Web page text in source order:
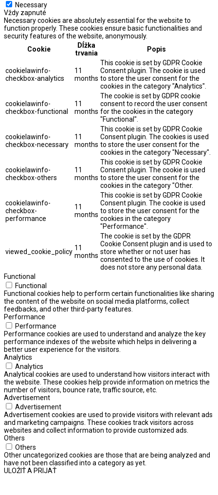
Necessary
Vždy zapnuté
Necessary cookies are absolutely essential for the website to
function properly. These cookies ensure basic functionalities and
security features of the website, anonymously.
Cookie
Dĺžka
trvania
Popis
cookielawinfo-
checkbox-analytics
11
months
This cookie is set by GDPR Cookie
Consent plugin. The cookie is used
to store the user consent for the
cookies in the category "Analytics".
cookielawinfo-
checkbox-functional
11
months
The cookie is set by GDPR cookie
consent to record the user consent
for the cookies in the category
"Functional".
cookielawinfo-
checkbox-necessary
11
months
This cookie is set by GDPR Cookie
Consent plugin. The cookies is used
to store the user consent for the
cookies in the category "Necessary".
cookielawinfo-
checkbox-others
11
months
This cookie is set by GDPR Cookie
Consent plugin. The cookie is used
to store the user consent for the
cookies in the category "Other.
cookielawinfo-
checkbox-
performance
11
months
This cookie is set by GDPR Cookie
Consent plugin. The cookie is used
to store the user consent for the
cookies in the category
"Performance".
viewed_cookie_policy 11
months
The cookie is set by the GDPR
Cookie Consent plugin and is used to
store whether or not user has
consented to the use of cookies. It
does not store any personal data.
Functional
Functional
Functional cookies help to perform certain functionalities like sharing
the content of the website on social media platforms, collect
feedbacks, and other third-party features.
Performance
Performance
Performance cookies are used to understand and analyze the key
performance indexes of the website which helps in delivering a
better user experience for the visitors.
Analytics
Analytics
Analytical cookies are used to understand how visitors interact with
the website. These cookies help provide information on metrics the
number of visitors, bounce rate, traffic source, etc.
Advertisement
Advertisement
Advertisement cookies are used to provide visitors with relevant ads
and marketing campaigns. These cookies track visitors across
websites and collect information to provide customized ads.
Others
Others
Other uncategorized cookies are those that are being analyzed and
have not been classified into a category as yet.
ULOŽIŤ A PRIJAŤ